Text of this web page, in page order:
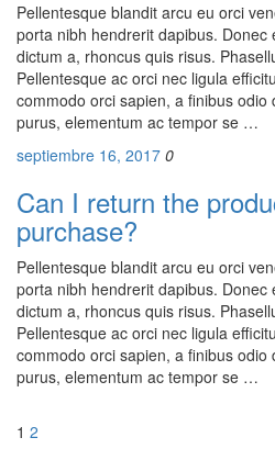
Pellentesque blandit arcu eu orci
porta nibh hendrerit dapibus. Donec
dictum a, rhoncus quis risus.
Pellentesque ac orci nec ligula
commodo orci sapien, a finibus odio
purus, elementum ac tempor se …
septiembre 16, 2017 0
Can I return the
purchase?
Pellentesque blandit arcu eu orci
porta nibh hendrerit dapibus. Donec
dictum a, rhoncus quis risus.
Pellentesque ac orci nec ligula
commodo orci sapien, a finibus odio
purus, elementum ac tempor se …
navigation
1 2